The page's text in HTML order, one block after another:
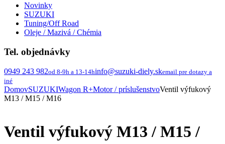
Novinky
SUZUKI
Tuning/Off Road
Oleje / Mazivá / Chémia
Tel. objednávky
0949 243 982od 8-9h a 13-14hinfo@suzuki-diely.skemail pre dotazy a
iné
DomovSUZUKIWagon R+Motor / príslušenstvoVentil výfukový
M13 / M15 / M16
Ventil výfukový M13 / M15 /